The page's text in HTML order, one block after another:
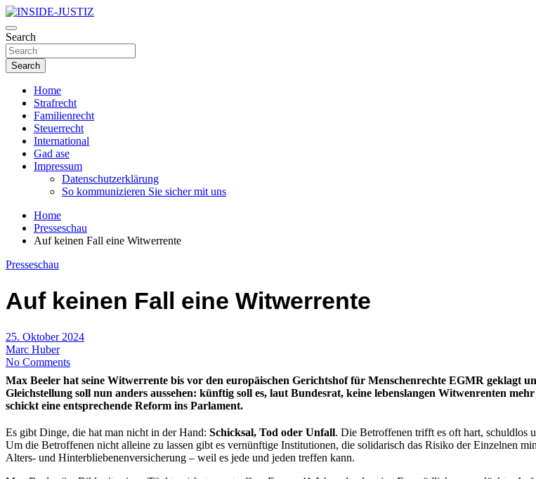
Skip
to
content
INSIDE-JUSTIZ
Investigativer Journalismus zur Dritten Gewalt
Search
Search
Home
Strafrecht
Familienrecht
Steuerrecht
International
Gad ase
Impressum
Datenschutzerklärung
So kommunizieren Sie sicher mit uns
Home
Presseschau
Auf keinen Fall eine Witwerrente
Presseschau
Auf keinen Fall eine Witwerrente
25. Oktober 2024
Marc Huber
No Comments
Max Beeler hat seine Witwerrente bis vor den europäischen Gerichtshof für Menschenrechte EGMR geklagt
Gleichstellung soll nun anders aussehen: künftig soll es, laut Bundesrat, keine lebenslangen Witwenrenten
schickt eine entsprechende Reform ins Parlament.
Es gibt Dinge, die hat man nicht in der Hand: Schicksal, Tod oder Unfall. Die Betroffenen trifft es oft hart, schuldlos
Um die Betroffenen nicht alleine zu lassen gibt es vernünftige Institutionen, die solidarisch das Risiko der Einzelnen
Alters- und Hinterbliebenenversicherung – weil es jede und jeden treffen kann.